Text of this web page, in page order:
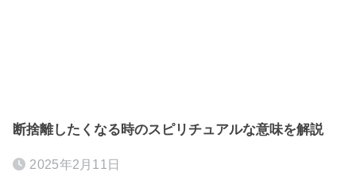
断捨離したくなる時のスピリチュアルな意味を解説
2025年2月11日